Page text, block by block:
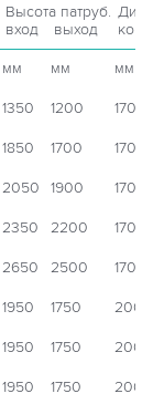
Высота патруб.
вход выход
мм мм мм
1350 1200 1700
1850 1700 1700
2050 1900 1700
2350 2200 1700
2650 2500 1700
1950 1750 2000
1950 1750 2000
1950 1750 2000